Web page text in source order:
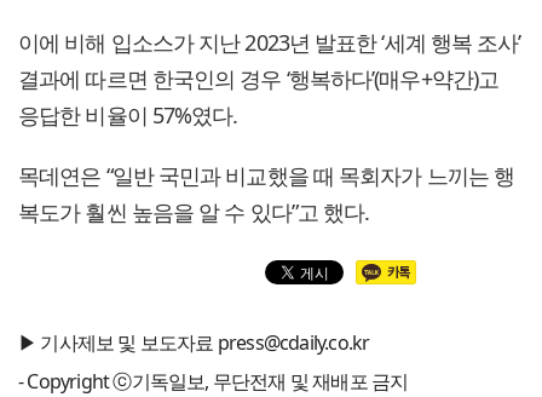
이에 비해 입소스가 지난 2023년 발표한 ‘세계 행복 조사’
결과에 따르면 한국인의 경우 ‘행복하다’(매우+약간)고
응답한 비율이 57%였다.
목데연은 “일반 국민과 비교했을 때 목회자가 느끼는 행
복도가 훨씬 높음을 알 수 있다”고 했다.
▶ 기사제보 및 보도자료 press@cdaily.co.kr
- Copyright ⓒ기독일보, 무단전재 및 재배포 금지